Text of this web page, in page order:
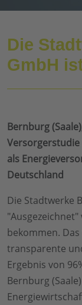
Die
GmbH
Bernburg
Versorgerstudie
als
Deutschland
Die Stadtwerke
bekommen. Das
transparente
Ergebnis von
Bernburg